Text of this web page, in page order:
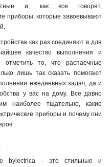
и, как все говорят,
приборы, которые завоевывают
как раз соединяют в для
качество выполнения и
отметить то, что распаечные
лишь так сказать помогают
ежедневных задач, да и
у вас на дому. Все давно
наиболее тщательно, какие
приборы и почему они
bylectrica - это стильные и